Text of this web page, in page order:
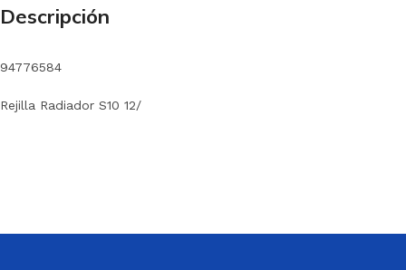
Descripción
94776584
Rejilla Radiador S10 12/